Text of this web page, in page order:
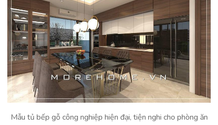
Mẫu tủ bếp gỗ công nghiệp hiện đại, tiện nghi cho phòng ăn